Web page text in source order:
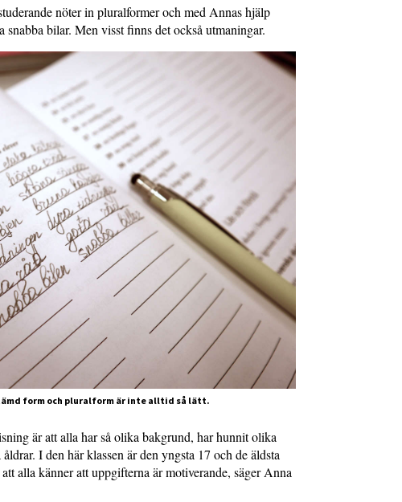
nöter in pluralformer och med Annas hjälp
bilar. Men visst finns det också utmaningar.
form och pluralform är inte alltid så lätt.
är att alla har så olika bakgrund, har hunnit olika
I den här klassen är den yngsta 17 och de äldsta
alla känner att uppgifterna är motiverande, säger Anna